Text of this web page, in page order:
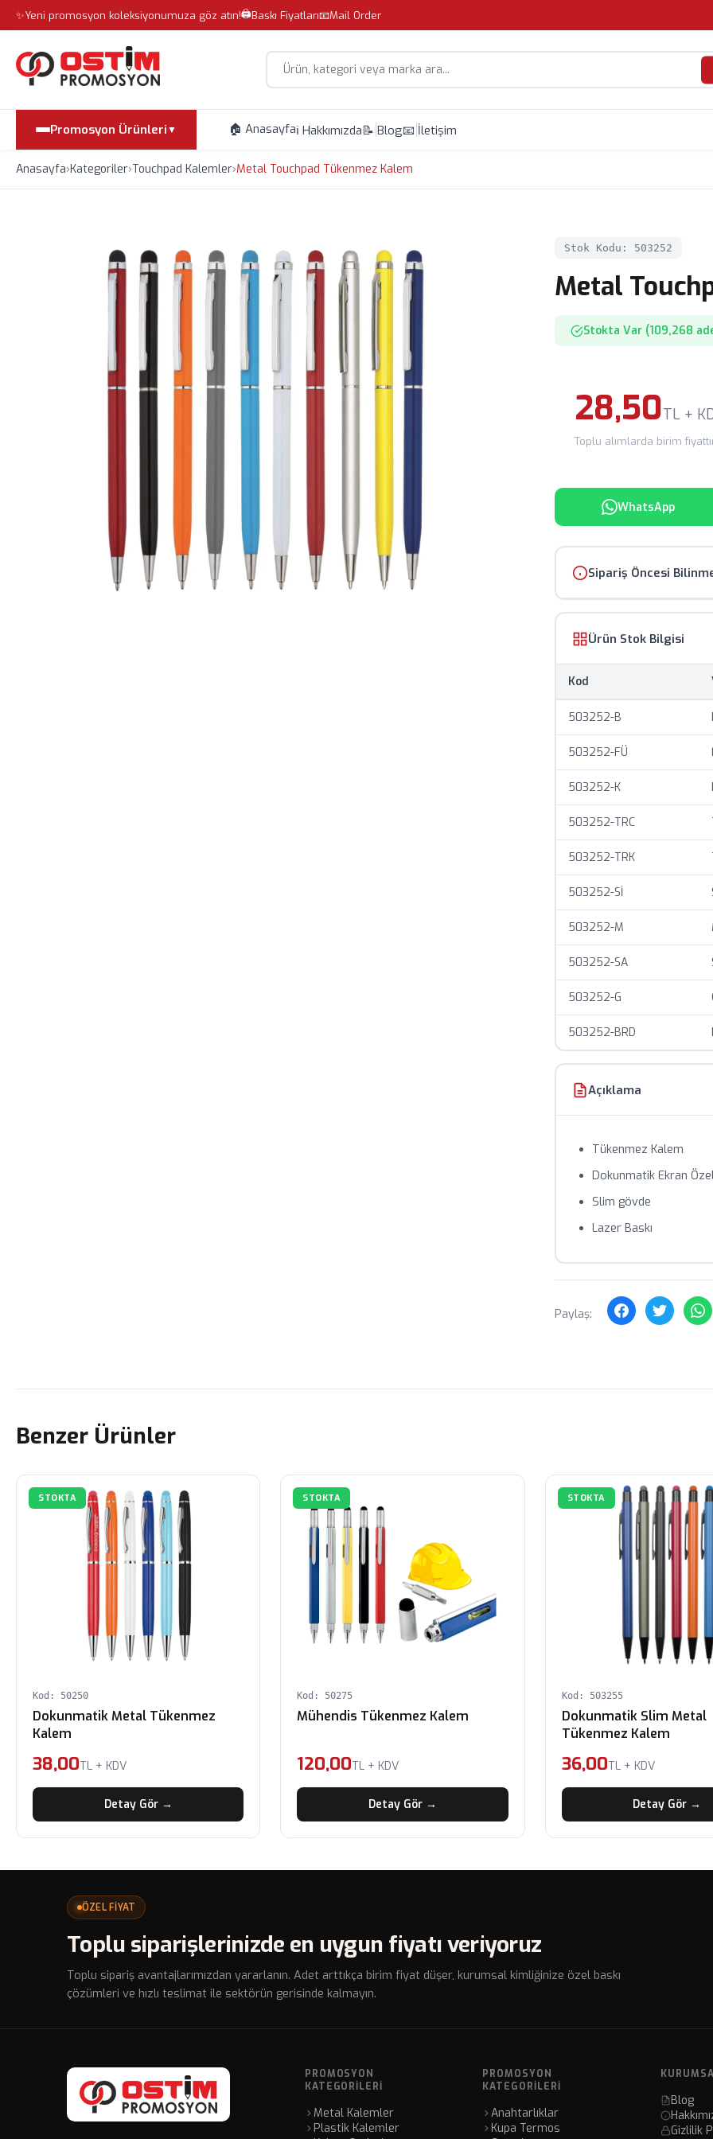
✨Yeni promosyon koleksiyonumuza göz atın!🖨️Baskı Fiyatları📧Mail Order
Site içi arama
Promosyon Ürünleri▼ 🏠 Anasayfaℹ️ Hakkımızda📝 Blog📧 İletişim
Anasayfa›Kategoriler›Touchpad Kalemler›Metal Touchpad Tükenmez Kalem
Stok Kodu: 503252
Metal
Stokta Var (109,268
28,50TL +
Toplu alımlarda birim
WhatsApp
Sipariş Öncesi
Ürün görselleri
Fiyatlar KDV hariç
Baskılı ürünlerde
Stok durumu anlık
Toplu siparişlerde
Ürün Stok Bilgisi
Kod
503252-B
503252-FÜ
503252-K
503252-TRC
503252-TRK
503252-Sİ
503252-M
503252-SA
503252-G
503252-BRD
Açıklama
Tükenmez Kalem
Dokunmatik Ekran
Slim gövde
Lazer Baskı
Paylaş:
Benzer Ürünler
STOKTA
Kod: 50250
Dokunmatik Metal Tükenmez
Kalem
38,00TL + KDV
Detay Gör →
STOKTA
Kod: 50275
Mühendis Tükenmez Kalem
120,00TL + KDV
Detay Gör →
STOKTA
Kod: 503255
Dokunmatik Slim Metal
Tükenmez Kalem
36,00TL + KDV
Detay Gör →
ÖZEL FİYAT
Toplu siparişlerinizde en uygun fiyatı veriyoruz
Toplu sipariş avantajlarımızdan yararlanın. Adet arttıkça birim fiyat düşer, kurumsal kimliğinize özel baskı
çözümleri ve hızlı teslimat ile sektörün gerisinde kalmayın.
PROMOSYON
KATEGORILERI
Metal Kalemler
Plastik Kalemler
PROMOSYON
KATEGORILERI
Anahtarlıklar
Kupa Termos
Blog
Gizlilik